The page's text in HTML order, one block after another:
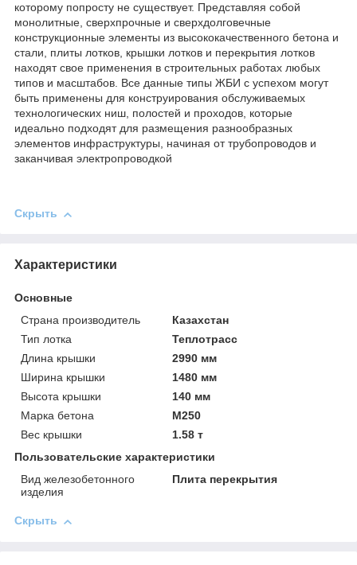
которому попросту не существует. Представляя собой
монолитные, сверхпрочные и сверхдолговечные
конструкционные элементы из высококачественного бетона и
стали, плиты лотков, крышки лотков и перекрытия лотков
находят свое применения в строительных работах любых
типов и масштабов. Все данные типы ЖБИ с успехом могут
быть применены для конструирования обслуживаемых
технологических ниш, полостей и проходов, которые
идеально подходят для размещения разнообразных
элементов инфраструктуры, начиная от трубопроводов и
заканчивая электропроводкой
Скрыть
Характеристики
Основные
Страна производитель
Казахстан
Тип лотка
Теплотрасс
Длина крышки
2990 мм
Ширина крышки
1480 мм
Высота крышки
140 мм
Марка бетона
М250
Вес крышки
1.58 т
Пользовательские характеристики
Вид железобетонного
изделия
Плита перекрытия
Скрыть